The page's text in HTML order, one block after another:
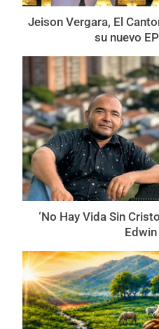
Jeison Vergara, El
su nuevo EP
‘No Hay Vida Sin